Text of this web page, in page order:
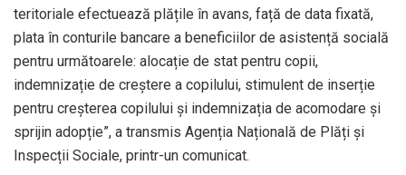
teritoriale efectuează plățile în avans, față de data fixată,
plata în conturile bancare a beneficiilor de asistență socială
pentru următoarele: alocație de stat pentru copii,
indemnizație de creștere a copilului, stimulent de inserție
pentru creșterea copilului și indemnizația de acomodare și
sprijin adopție”, a transmis Agenția Națională de Plăți și
Inspecții Sociale, printr-un comunicat.